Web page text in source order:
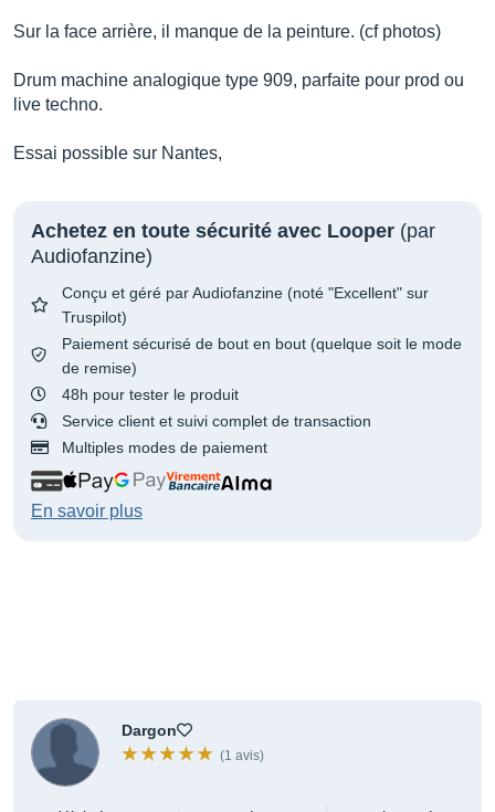
Sur la face arrière, il manque de la peinture. (cf photos)
Drum machine analogique type 909, parfaite pour prod ou
live techno.
Essai possible sur Nantes,
Achetez en toute sécurité avec Looper (par
Audiofanzine)
Conçu et géré par Audiofanzine (noté "Excellent" sur
Truspilot)
Paiement sécurisé de bout en bout (quelque soit le mode
de remise)
48h pour tester le produit
Service client et suivi complet de transaction
Multiples modes de paiement
En savoir plus
Dargon
(1 avis)